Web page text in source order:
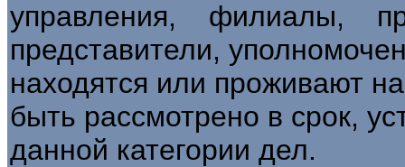
управления, филиалы,
представители,
находятся или проживают
быть рассмотрено в срок,
данной категории дел.